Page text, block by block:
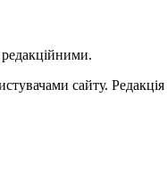
редакційними.
сайту.